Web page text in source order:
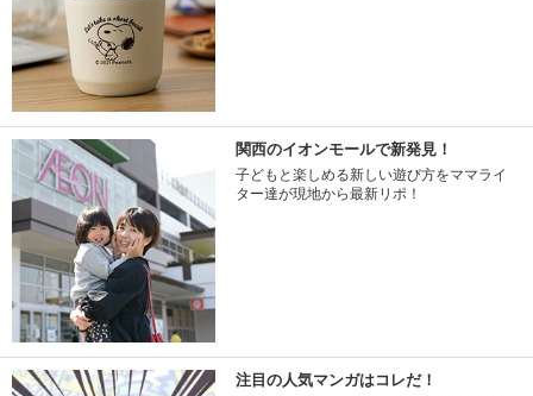
関西のイオンモールで新発見！
子どもと楽しめる新しい遊び方をママライ
ター達が現地から最新リポ！
注目の人気マンガはコレだ！